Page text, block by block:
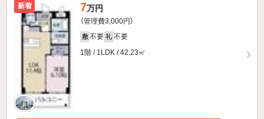
新着 7万円
（管理費3,000円）
敷 不要 礼 不要
1階 / 1LDK / 42.23㎡